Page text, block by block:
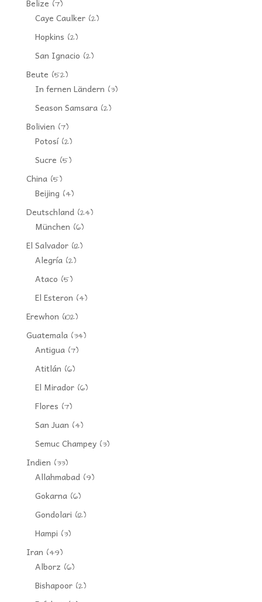
Belize (7)
Caye Caulker(2)
Hopkins (2)
San Ignacio (2)
Beute (52)
In fernen Ländern (3)
Season Samsara(2)
Bolivien (7)
Potosí(2)
Sucre (5)
China(5)
Beijing (4)
Deutschland(24)
München (6)
El Salvador(12)
Alegría(2)
Ataco (5)
El Esteron (4)
Erewhon (102)
Guatemala(34)
Antigua(7)
Atitlán (6)
El Mirador(6)
Flores (7)
San Juan (4)
Semuc Champey(3)
Indien (33)
Allahmabad(9)
Gokarna(6)
Gondolari (12)
Hampi (3)
Iran (49)
Alborz (6)
Bishapoor(2)